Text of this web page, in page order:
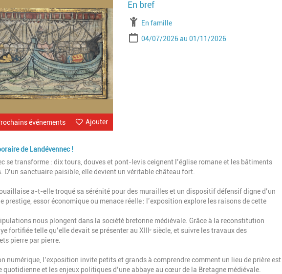
Image
Ajouter
événements
À partir de
En famille
Période
Date de début
04/07/2026 Date de fin
01/11/2026
de Landévennec !
se transforme : dix tours, douves et pont-levis ceignent l’église romane et les bâtiments
sanctuaire paisible, elle devient un véritable château fort.
a-t-elle troqué sa sérénité pour des murailles et un dispositif défensif digne d’un
prestige, essor économique ou menace réelle : l’exposition explore les raisons de cette
nous plongent dans la société bretonne médiévale. Grâce à la reconstitution
fortifiée telle qu’elle devait se présenter au XIIIᵉ siècle, et suivre les travaux des
pierre par pierre.
numérique, l’exposition invite petits et grands à comprendre comment un lieu de prière est
et les enjeux politiques d’une abbaye au cœur de la Bretagne médiévale.